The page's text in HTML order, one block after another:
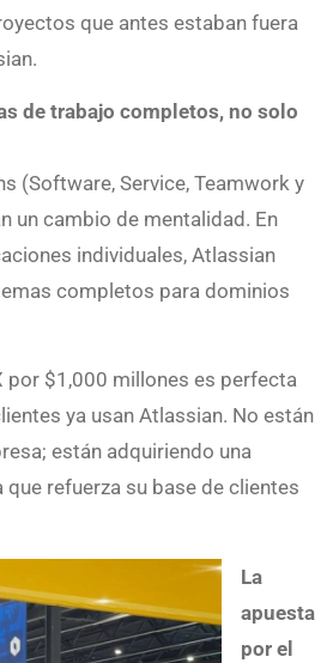
que antes estaban fuera
de trabajo completos, no solo
(Software, Service, Teamwork y
un cambio de mentalidad. En
individuales, Atlassian
completos para dominios
por $1,000 millones es perfecta
ya usan Atlassian. No están
están adquiriendo una
refuerza su base de clientes
La
apuesta
por el